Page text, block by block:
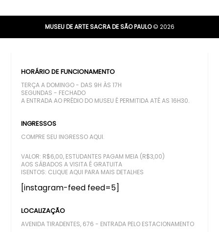
MUSEU DE ARTE SACRA DE SÃO PAULO© 2026
HORÁRIO DE FUNCIONAMENTO
TERÇA A DOMINGO - DAS 9H ÀS 17H
SEGUNDAS - FECHADO
A ENTRADA AO PRÉDIO DO MUSEU É PERMITIDA ATÉ AS 16H30.
INGRESSOS
COMPRE SEU INGRESSO AQUI.
VALOR: R$6,00, ESTUDANTES PAGAM MEIA (R$3,00)
AOS SÁBADOS A VISITA É GRATUITA
ISENTOS: CLIQUE AQUI PARA MAIS DETALHES
[instagram-feed feed=5]
LOCALIZAÇÃO
AVENIDA TIRADENTES, 676 - ENTRADA PELO ESTACIONAMENTO